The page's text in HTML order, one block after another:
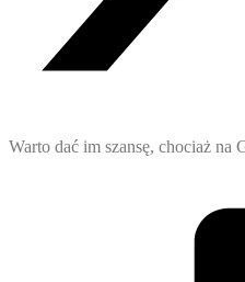
Warto dać im szansę, chociaż na